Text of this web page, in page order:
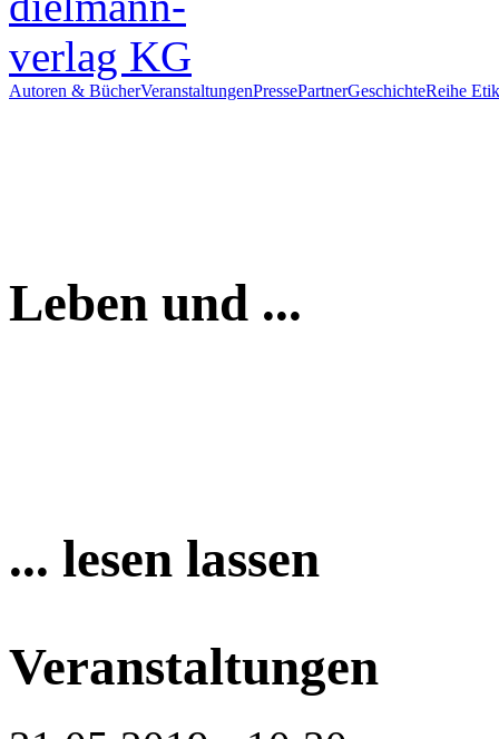
Autoren & BücherVeranstaltungenPressePartnerGeschichteReihe
Leben und ...
... lesen lassen
Veranstaltungen